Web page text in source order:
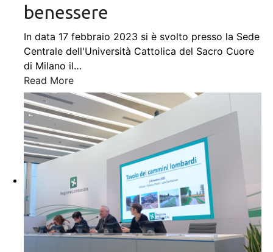
benessere
In data 17 febbraio 2023 si è svolto presso la Sede
Centrale dell'Università Cattolica del Sacro Cuore
di Milano il…
Read More